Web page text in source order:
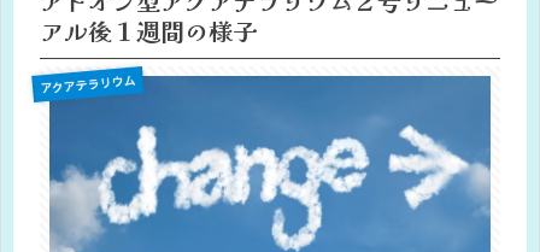
アル後１週間の様子
アクアテラリウム